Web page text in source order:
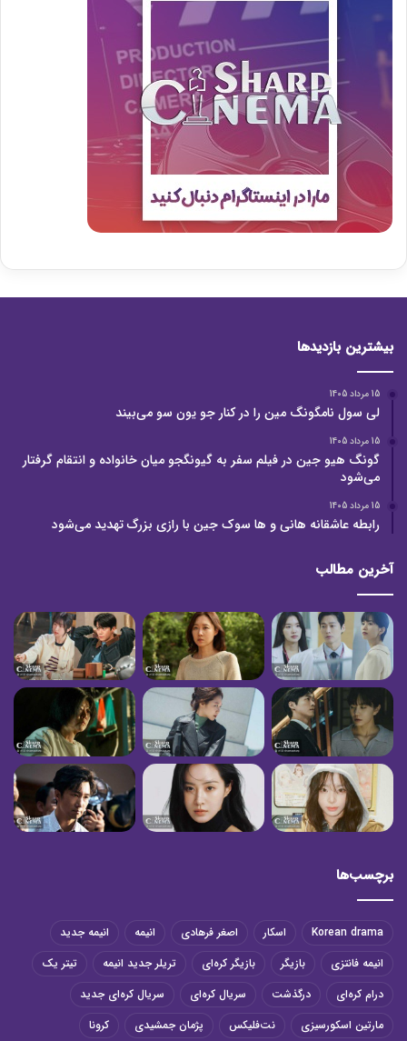
بیشترین بازدیدها
15 مرداد 1405
لی سول نامگونگ مین را در کنار جو یون سو می‌بیند
15 مرداد 1405
گونگ هیو جین در فیلم سفر به گیونگجو میان خانواده و انتقام گرفتار
می‌شود
15 مرداد 1405
رابطه عاشقانه هانی و ها سوک جین با رازی بزرگ تهدید می‌شود
آخرین مطالب
برچسب‌ها
Korean drama اسکار اصغر فرهادی انیمه
انیمه جدید
انیمه فانتزی
بازیگر بازیگر کره‌ای تریلر جدید انیمه
تیتر یک
درام کره‌ای
درگذشت سریال کره‌ای
سریال کره‌ای جدید
مارتین اسکورسیزی
نت‌فلیکس پژمان جمشیدی کرونا